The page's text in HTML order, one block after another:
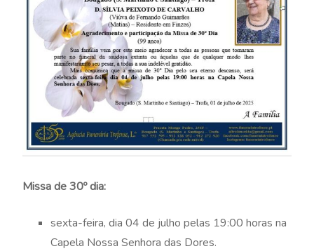
Missa de 30º dia:
sexta-feira, dia 04 de julho pelas 19:00 horas na
Capela Nossa Senhora das Dores.